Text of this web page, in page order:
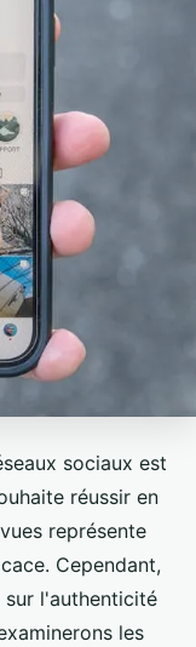
sociaux est
réussir en
représente
Cependant,
l'authenticité
les